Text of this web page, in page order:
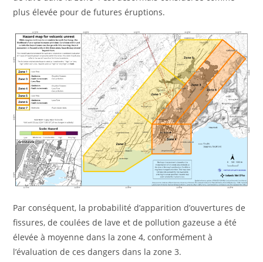
plus élevée pour de futures éruptions.
Par conséquent, la probabilité d’apparition d’ouvertures de
fissures, de coulées de lave et de pollution gazeuse a été
élevée à moyenne dans la zone 4, conformément à
l’évaluation de ces dangers dans la zone 3.